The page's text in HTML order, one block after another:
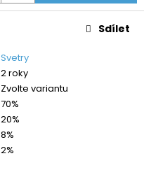
Svetry
2 roky
Zvolte variantu
70%
20%
8%
2%
Sdílet